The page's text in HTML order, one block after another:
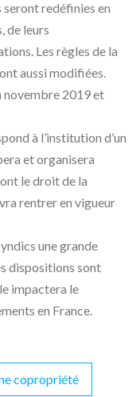
redéfinies en
de leurs
Les règles de la
aussi modifiées.
novembre 2019 et
à l’institution d’un
et organisera
le droit de la
rentrer en vigueur
une grande
dispositions sont
impactera le
en France.
copropriété